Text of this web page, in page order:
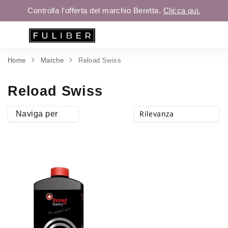
Controlla l'offerta del marchio Beretta. Clicca qui.
Home Marche Reload Swiss
Reload Swiss
Naviga per